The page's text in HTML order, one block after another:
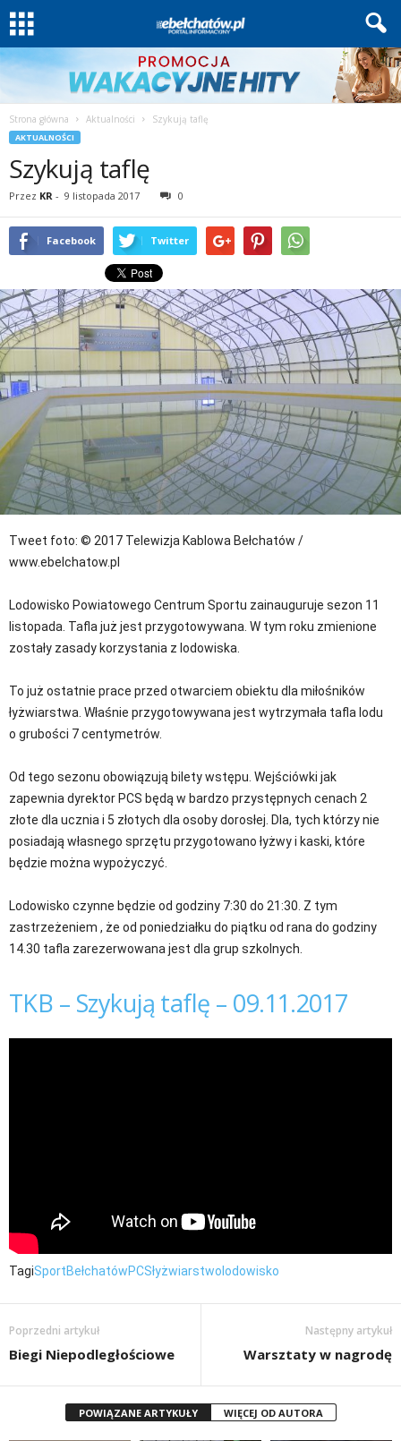
Strona główna Aktualności Szykują taflę
AKTUALNOŚCI
Szykują taflę
Przez KR - 9 listopada 2017 0
Facebook Twitter
Tweet foto: © 2017 Telewizja Kablowa Bełchatów /
www.ebelchatow.pl
Lodowisko Powiatowego Centrum Sportu zainauguruje sezon 11
listopada. Tafla już jest przygotowywana. W tym roku zmienione
zostały zasady korzystania z lodowiska.
To już ostatnie prace przed otwarciem obiektu dla miłośników
łyżwiarstwa. Właśnie przygotowywana jest wytrzymała tafla lodu
o grubości 7 centymetrów.
Od tego sezonu obowiązują bilety wstępu. Wejściówki jak
zapewnia dyrektor PCS będą w bardzo przystępnych cenach 2
złote dla ucznia i 5 złotych dla osoby dorosłej. Dla, tych którzy nie
posiadają własnego sprzętu przygotowano łyżwy i kaski, które
będzie można wypożyczyć.
Lodowisko czynne będzie od godziny 7:30 do 21:30. Z tym
zastrzeżeniem , że od poniedziałku do piątku od rana do godziny
14.30 tafla zarezerwowana jest dla grup szkolnych.
TKB – Szykują taflę – 09.11.2017
TagiSportBełchatówPCSłyżwiarstwo lodowisko
Poprzedni artykuł
Biegi Niepodległościowe
Następny artykuł
Warsztaty w nagrodę
POWIĄZANE ARTYKUŁY WIĘCEJ OD AUTORA